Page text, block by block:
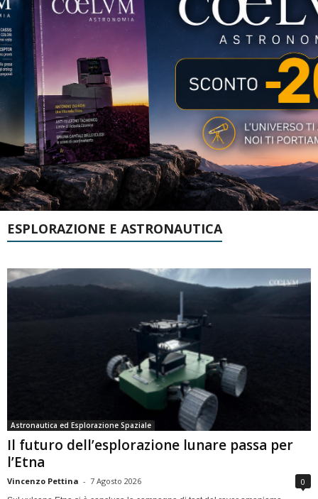
ESPLORAZIONE E ASTRONAUTICA
Astronautica ed Esplorazione Spaziale
Il futuro dell’esplorazione lunare passa per
l’Etna
Vincenzo Pettina - 7 Agosto 2026 0